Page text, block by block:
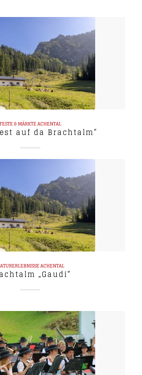
FESTE & MÄRKTEACHENTAL
auf da Brachtalm“
ACHENTAL
„Gaudi“